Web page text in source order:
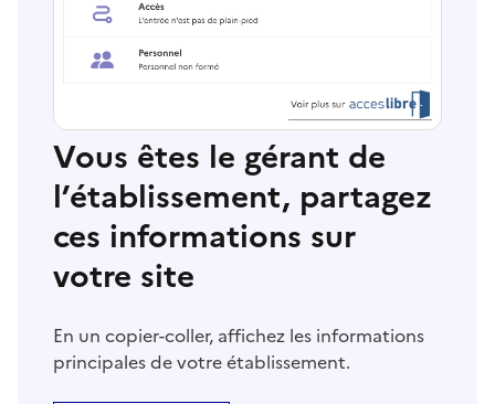
Vous êtes le gérant de
l’établissement, partagez
ces informations sur
votre site
En un copier-coller, affichez les informations
principales de votre établissement.